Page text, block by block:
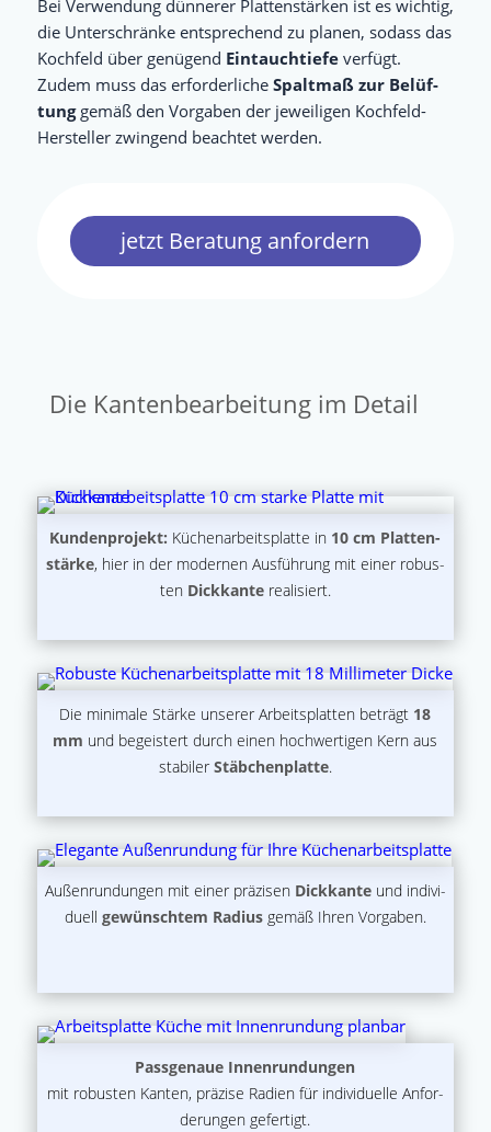
Bei Ver­wen­dung dün­ne­rer Plat­ten­stär­ken ist es wich­tig,
die Unter­schrän­ke ent­spre­chend zu pla­nen, sodass das
Koch­feld über genü­gend Ein­tauch­tie­fever­fügt.
Zudem muss das erfor­der­li­che Spalt­maß zur Belüf­
tunggemäß den Vor­ga­ben der jewei­li­gen Koch­feld-
Her­stel­ler zwin­gend beach­tet werden.
jetzt Bera­tung anfordern
Die Kantenbearbeitung im Detail
Kun­den­pro­jekt: Küchen­ar­beits­plat­te in 10 cm Plat­ten­
stär­ke, hier in der moder­nen Aus­füh­rung mit einer robus­
ten Dick­kan­terealisiert.
Die mini­ma­le Stär­ke unse­rer Arbeits­plat­ten beträgt 18
mm und begeis­tert durch einen hoch­wer­ti­gen Kern aus
sta­bi­ler Stäb­chen­plat­te.
Außen­run­dun­gen mit einer prä­zi­sen Dick­kan­teund indi­vi­
du­ell gewünsch­tem Radi­usgemäß Ihren Vorgaben.
Pass­ge­naue Innen­run­dun­gen
mit robus­ten Kan­ten, prä­zi­se Radi­en für indi­vi­du­el­le Anfor­
de­run­gen gefertigt.